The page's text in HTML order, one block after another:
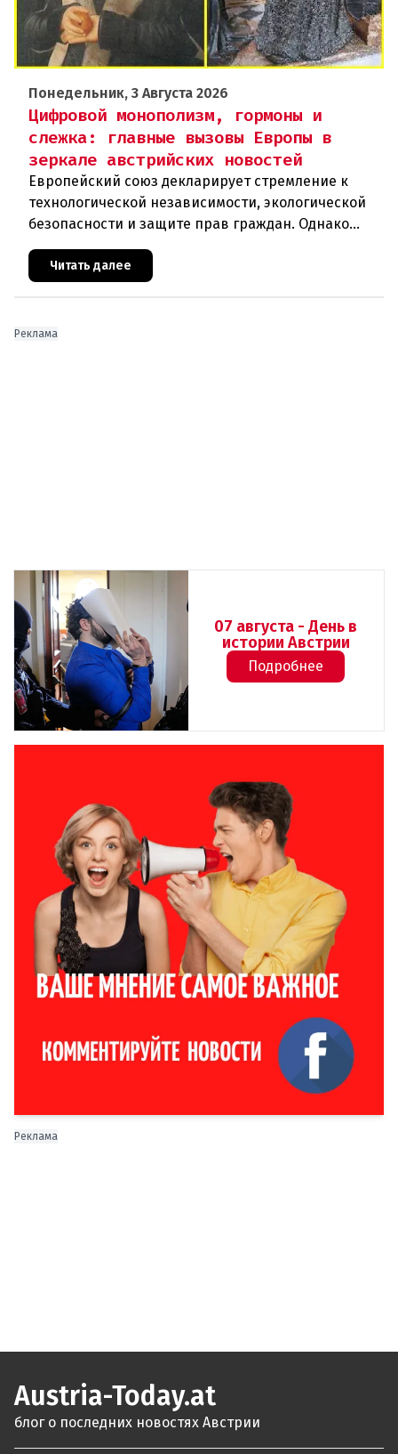
Понедельник, 3 Августа 2026
Цифровой монополизм, гормоны и
слежка: главные вызовы Европы в
зеркале австрийских новостей
Европейский союз декларирует стремление к
технологической независимости, экологической
безопасности и защите прав граждан. Однако
последние события в Австрии и решение
Брюсселя показывают: реальная п
Читать далее
Реклама
07 августа - День в
истории Австрии
Подробнее
Реклама
Austria-Today.at
блог о последних новостях Австрии